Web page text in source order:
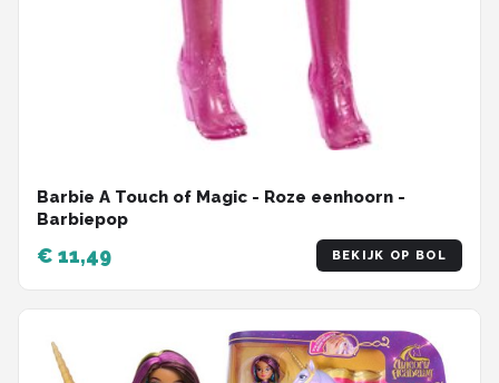
Barbie A Touch of Magic - Roze eenhoorn -
Barbiepop
€ 11,49 BEKIJK OP BOL